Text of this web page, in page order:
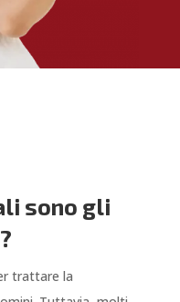
sono gli
trattare la